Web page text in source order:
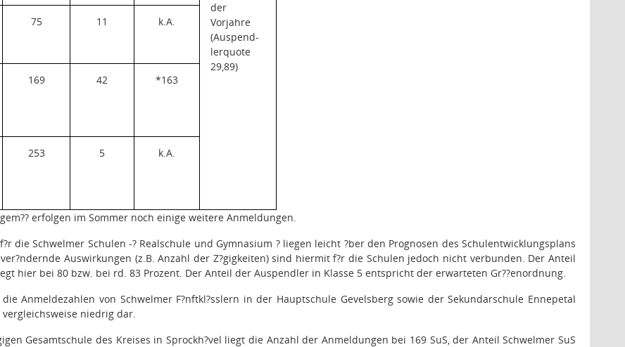
der
Vorjahre
(Auspend-
lerquote
29,89)
75 11 k.A.
169 42 *163
253 5 k.A.
erfolgen im Sommer noch einige weitere Anmeldungen.
die Schwelmer Schulen -? Realschule und Gymnasium ? liegen leicht ?ber den Prognosen des Schulentwicklungsplans
Auswirkungen (z.B. Anzahl der Z?gigkeiten) sind hiermit f?r die Schulen jedoch nicht verbunden. Der Anteil
hier bei 80 bzw. bei rd. 83 Prozent. Der Anteil der Auspendler in Klasse 5 entspricht der erwarteten Gr??enordnung.
Anmeldezahlen von Schwelmer F?nftkl?sslern in der Hauptschule Gevelsberg sowie der Sekundarschule Ennepetal
niedrig dar.
Gesamtschule des Kreises in Sprockh?vel liegt die Anzahl der Anmeldungen bei 169 SuS, der Anteil Schwelmer SuS